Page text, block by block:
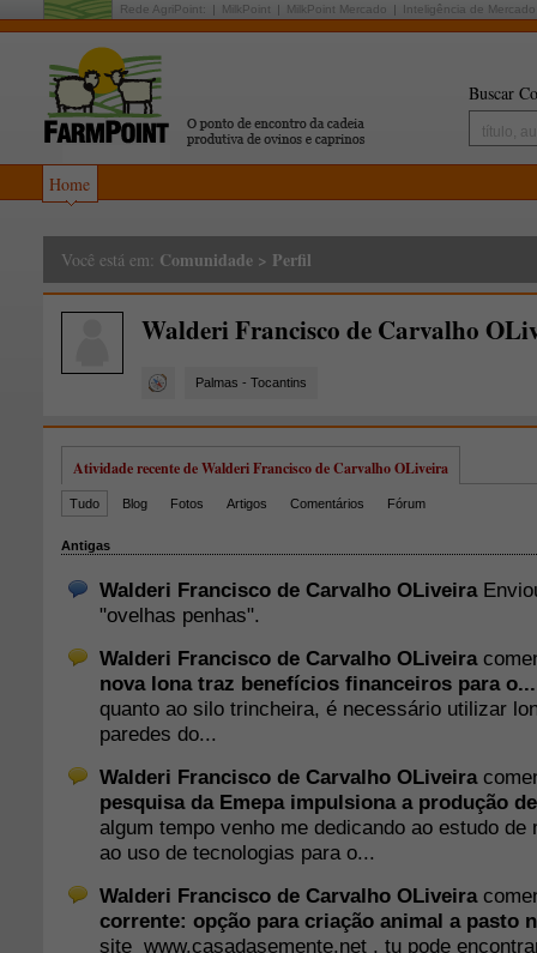
Rede AgriPoint: MilkPoint MilkPoint Mercado Inteligência de Mercado
Buscar
Home
Você está em: Comunidade > Perfil
Walderi Francisco de Carvalho
Palmas - Tocantins